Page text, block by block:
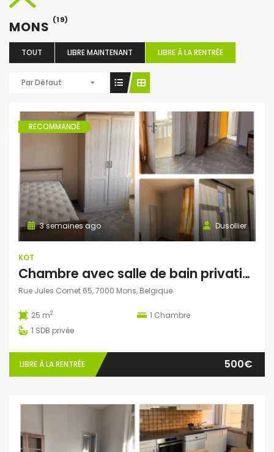
MONS (19)
TOUT LIBRE MAINTENANT LIBRE À LA RENTRÉE
Par Défaut
RECOMMANDÉ
Dusollier
3 semaines ago
KOT
Chambre avec salle de bain privative et bureau séparé dans une colocation de 4 personnes
Rue Jules Cornet 65, 7000 Mons, Belgique
25 m2 1 Chambre
1 SDB privée
LIBRE À LA RENTRÉE 500€